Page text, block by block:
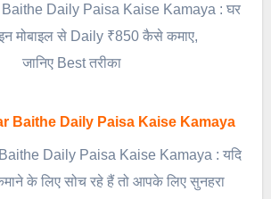
Daily Paisa Kaise Kamaya : घर
मोबाइल से Daily ₹850 कैसे कमाए,
जानिए Best तरीका
Baithe Daily Paisa Kaise Kamaya
Daily Paisa Kaise Kamaya : यदि
के लिए सोच रहे हैं तो आपके लिए सुनहरा